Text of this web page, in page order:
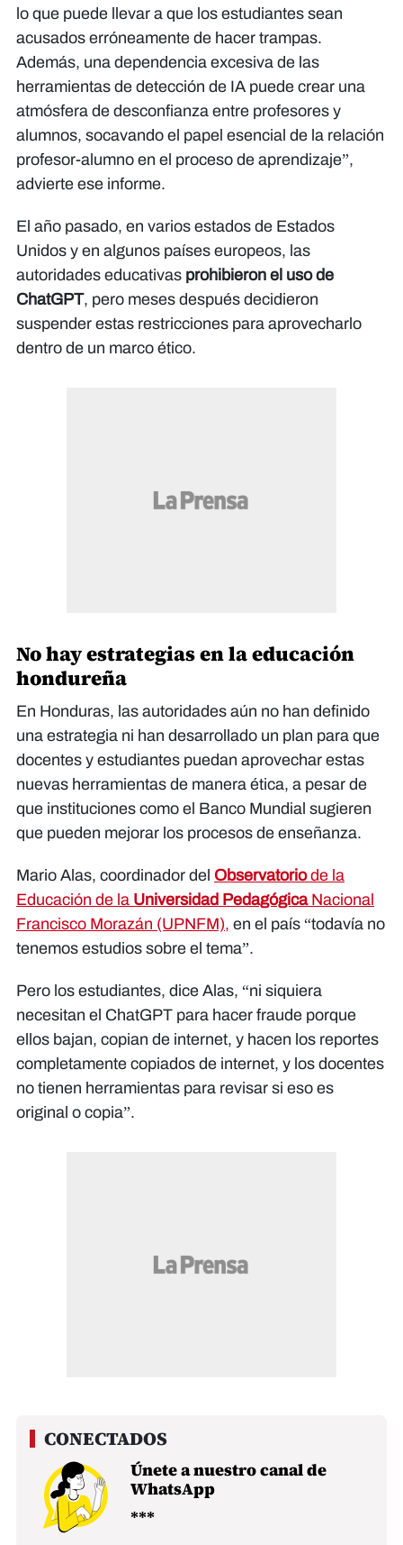
lo que puede llevar a que los estudiantes sean
acusados erróneamente de hacer trampas.
Además, una dependencia excesiva de las
herramientas de detección de IA puede crear una
atmósfera de desconfianza entre profesores y
alumnos, socavando el papel esencial de la relación
profesor-alumno en el proceso de aprendizaje”,
advierte ese informe.
El año pasado, en varios estados de Estados
Unidos y en algunos países europeos, las
autoridades educativas prohibieron el uso de
ChatGPT, pero meses después decidieron
suspender estas restricciones para aprovecharlo
dentro de un marco ético.
No hay estrategias en la educación
hondureña
En Honduras, las autoridades aún no han definido
una estrategia ni han desarrollado un plan para que
docentes y estudiantes puedan aprovechar estas
nuevas herramientas de manera ética, a pesar de
que instituciones como el Banco Mundial sugieren
que pueden mejorar los procesos de enseñanza.
Mario Alas, coordinador del Observatoriode la
Educación de la Universidad PedagógicaNacional
Francisco Morazán (UPNFM), en el país “todavía no
tenemos estudios sobre el tema”.
Pero los estudiantes, dice Alas, “ni siquiera
necesitan el ChatGPT para hacer fraude porque
ellos bajan, copian de internet, y hacen los reportes
completamente copiados de internet, y los docentes
no tienen herramientas para revisar si eso es
original o copia”.
Únete a nuestro canal de
WhatsApp